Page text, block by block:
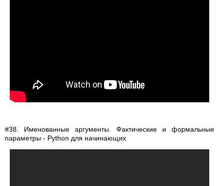
#38. Именованные аргументы. Фактические и формальные
параметры - Python для начинающих